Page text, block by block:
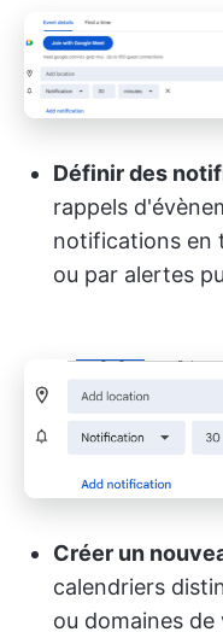
Définir des
rappels
notifications en
ou par alertes
Créer un
calendriers
ou domaines de